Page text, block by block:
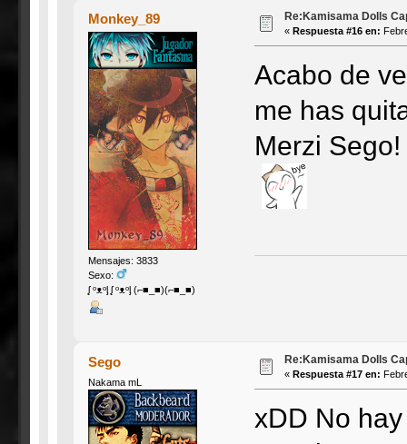
Monkey_89
Mensajes: 3833
Sexo:
ᶘ ᵒᴥᵒᶅ ᶘ ᵒᴥᵒᶅ (⌐■_■)(⌐■_■)
Re:Kamisama Dolls
« Respuesta #16 en:
Acabo de
me has
Merzi Sego!
Sego
Nakama mL
Re:Kamisama Dolls
« Respuesta #17 en:
xDD No